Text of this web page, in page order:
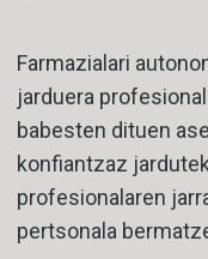
Farmazialari
jarduera
babesten dituen
konfiantzaz
profesionalaren
pertsonala